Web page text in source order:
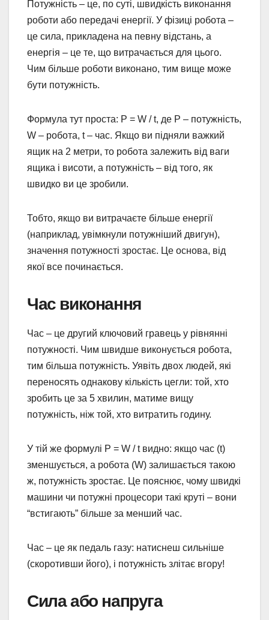
Потужність – це, по суті, швидкість виконання
роботи або передачі енергії. У фізиці робота –
це сила, прикладена на певну відстань, а
енергія – це те, що витрачається для цього.
Чим більше роботи виконано, тим вище може
бути потужність.
Формула тут проста: P = W / t, де P – потужність,
W – робота, t – час. Якщо ви підняли важкий
ящик на 2 метри, то робота залежить від ваги
ящика і висоти, а потужність – від того, як
швидко ви це зробили.
Тобто, якщо ви витрачаєте більше енергії
(наприклад, увімкнули потужніший двигун),
значення потужності зростає. Це основа, від
якої все починається.
Час виконання
Час – це другий ключовий гравець у рівнянні
потужності. Чим швидше виконується робота,
тим більша потужність. Уявіть двох людей, які
переносять однакову кількість цегли: той, хто
зробить це за 5 хвилин, матиме вищу
потужність, ніж той, хто витратить годину.
У тій же формулі P = W / t видно: якщо час (t)
зменшується, а робота (W) залишається такою
ж, потужність зростає. Це пояснює, чому швидкі
машини чи потужні процесори такі круті – вони
“встигають” більше за менший час.
Час – це як педаль газу: натиснеш сильніше
(скоротивши його), і потужність злітає вгору!
Сила або напруга